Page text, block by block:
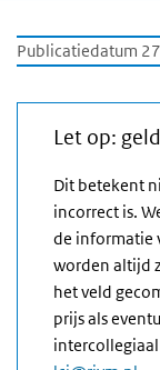
Publicatiedatum
Let op:
Dit betekent
incorrect is.
de informatie
worden altijd
het veld
prijs als